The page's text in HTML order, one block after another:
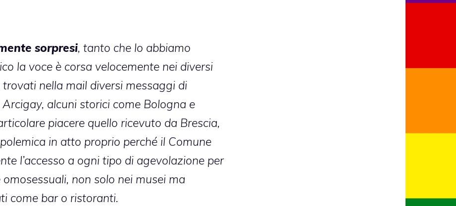
sorpresi, tanto che lo abbiamo
la voce è corsa velocemente nei diversi
nella mail diversi messaggi di
alcuni storici come Bologna e
piacere quello ricevuto da Brescia,
in atto proprio perché il Comune
l’accesso a ogni tipo di agevolazione per
non solo nei musei ma
come bar o ristoranti.